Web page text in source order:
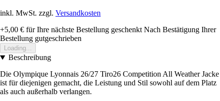
inkl. MwSt. zzgl. Versandkosten
+5,00 € für Ihre nächste Bestellung geschenkt Nach Bestätigung Ihrer
Bestellung gutgeschrieben
Loading...
Beschreibung
Die Olympique Lyonnais 26/27 Tiro26 Competition All Weather Jacke
ist für diejenigen gemacht, die Leistung und Stil sowohl auf dem Platz
als auch außerhalb verlangen.